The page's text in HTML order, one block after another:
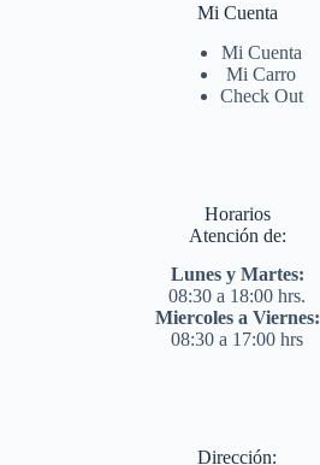
Mi Cuenta
Mi Cuenta
Mi Carro
Check Out
Horarios
Atención de:
Lunes y Martes:
08:30 a 18:00 hrs.
Miercoles a Viernes:
08:30 a 17:00 hrs
Dirección: